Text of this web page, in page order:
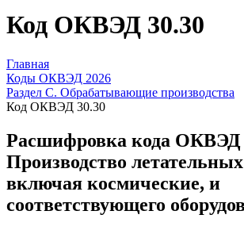
Код ОКВЭД 30.30
Главная
Коды ОКВЭД 2026
Раздел C. Обрабатывающие производства
Код ОКВЭД 30.30
Расшифровка кода ОКВЭД
Производство
включая космические, и
соответствующего